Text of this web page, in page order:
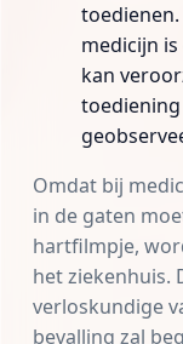
medicijn
kan
Omdat bij
in de gaten
hartfilmpje,
het ziekenhuis.
verloskundige
bevalling zal